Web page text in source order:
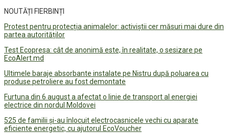
NOUTĂȚI FIERBINȚI
Protest pentru protecția animalelor: activiștii cer măsuri mai dure din
partea autorităților
Test Ecopresa: cât de anonimă este, în realitate, o sesizare pe
EcoAlert.md
Ultimele baraje absorbante instalate pe Nistru după poluarea cu
produse petroliere au fost demontate
Furtuna din 6 august a afectat o linie de transport al energiei
electrice din nordul Moldovei
525 de familii și-au înlocuit electrocasnicele vechi cu aparate
eficiente energetic, cu ajutorul EcoVoucher